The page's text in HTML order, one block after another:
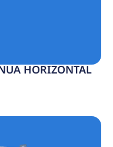
HORIZONTAL